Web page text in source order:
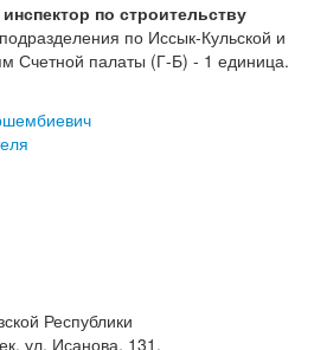
по строительству
по Иссык-Кульской и
Счетной палаты (Г-Б) - 1 единица.
Республики
ул. Исанова, 131.